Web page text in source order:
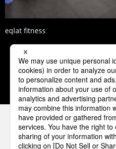
eqlat fitness
1 2 3
パナソニックの電気